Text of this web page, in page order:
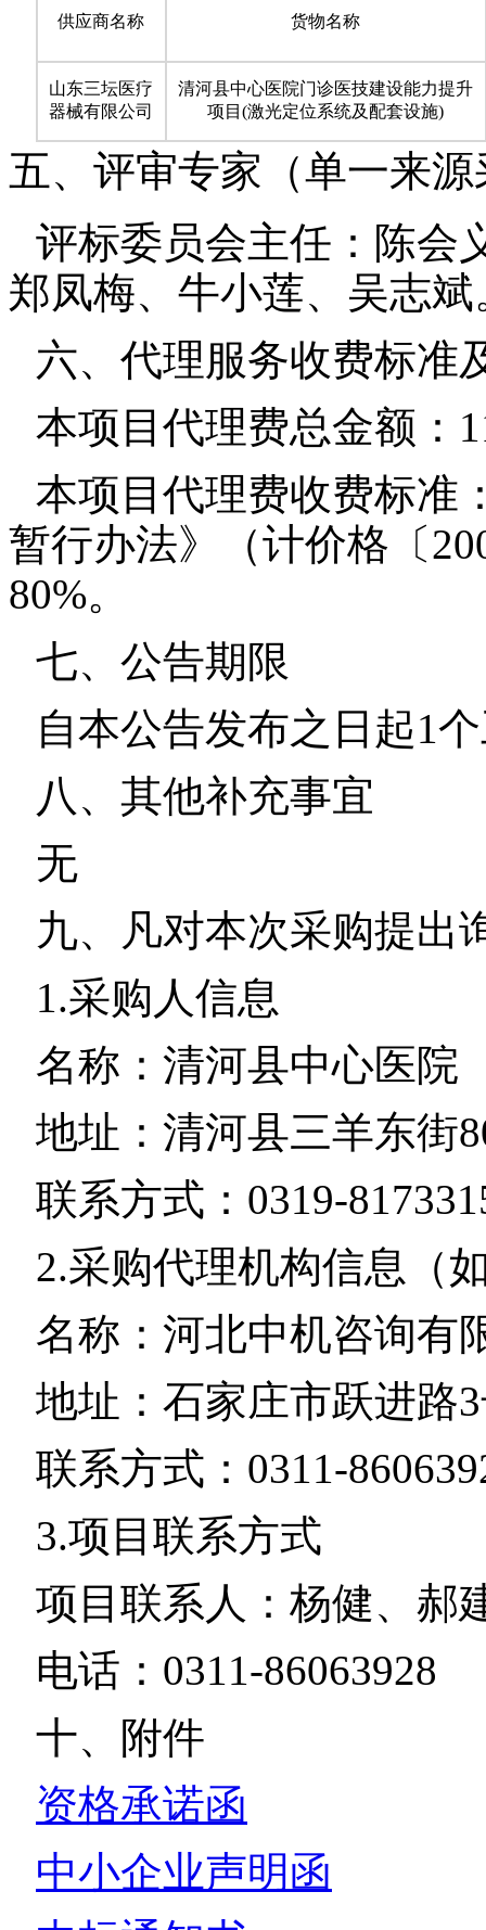
供应商名称 货物名称
山东三坛医疗
器械有限公司
清河县中心医院门诊医技建设能力提升
项目(激光定位系统及配套设施)
五、评审专家（单一来
评标委员会主任：陈会
郑凤梅、牛小莲、吴志斌
六、代理服务收费标准
本项目代理费总金额：
本项目代理费收费标准
暂行办法》（计价格〔
80%。
七、公告期限
自本公告发布之日起1
八、其他补充事宜
无
九、凡对本次采购提出
1.采购人信息
名称：清河县中心医院
地址：清河县三羊东街
联系方式：0319-
2.采购代理机构信息（
名称：河北中机咨询有
地址：石家庄市跃进路
联系方式：0311-
3.项目联系方式
项目联系人：杨健、郝
电话：0311-86063928
十、附件
资格承诺函
中小企业声明函